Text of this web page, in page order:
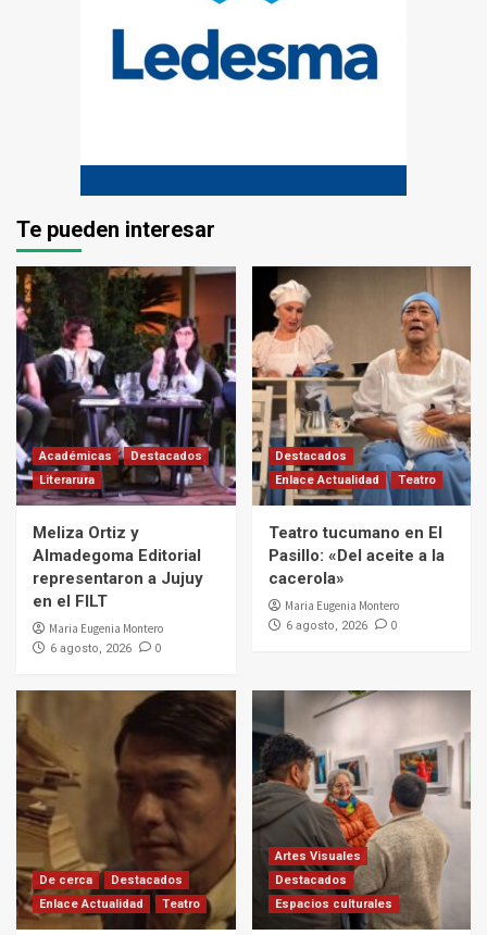
Te pueden interesar
Académicas
Destacados
Literarura
Meliza Ortiz y
Almadegoma Editorial
representaron a Jujuy
en el FILT
Maria Eugenia Montero
6 agosto, 2026 0
Destacados
Enlace Actualidad
Teatro
Teatro tucumano en El
Pasillo: «Del aceite a la
cacerola»
Maria Eugenia Montero
6 agosto, 2026 0
De cerca
Destacados
Enlace Actualidad
Teatro
Artes Visuales
Destacados
Espacios culturales